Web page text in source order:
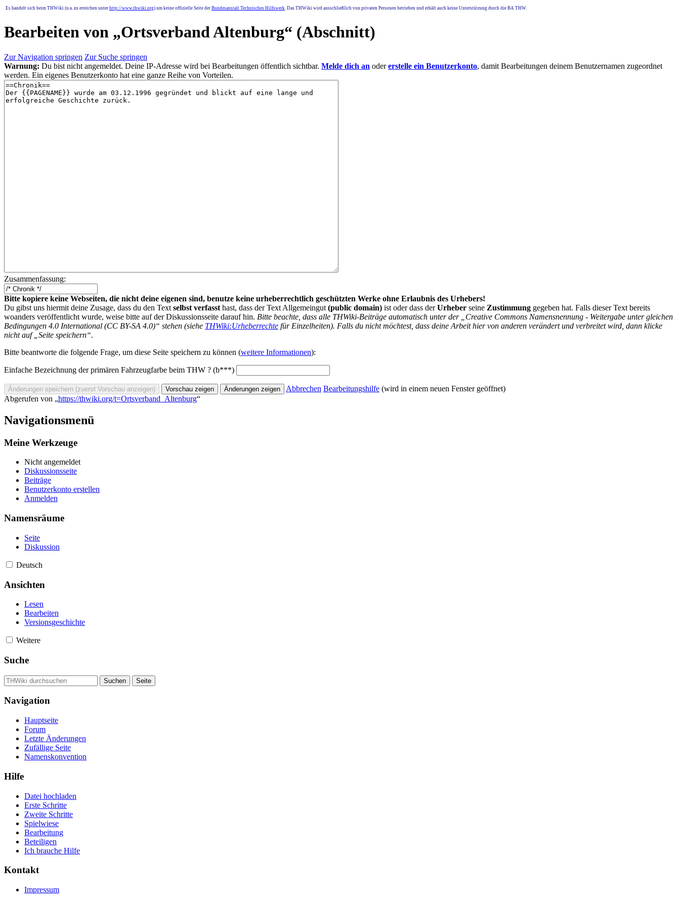
Es handelt sich beim THWiki (u.a. zu erreichen unter http://www.thwiki.org) um keine offizielle Seite der Bundesanstalt Technisches Hilfswerk. Das THWiki wird ausschließlich von privaten Personen betrieben und erhält auch keine Unterstützung durch die BA THW.
Bearbeiten von „Ortsverband Altenburg“ (Abschnitt)
Zur Navigation springen Zur Suche springen
Warnung: Du bist nicht angemeldet. Deine IP-Adresse wird bei Bearbeitungen öffentlich sichtbar. Melde dich an odererstelle ein Benutzerkonto, damit Bearbeitungen deinem Benutzernamen zugeordnet
werden. Ein eigenes Benutzerkonto hat eine ganze Reihe von Vorteilen.
Zusammenfassung:
Bitte kopiere keine Webseiten, die nicht deine eigenen sind, benutze keine urheberrechtlich geschützten Werke ohne Erlaubnis des Urhebers!
Du gibst uns hiermit deine Zusage, dass du den Text selbst verfasst hast, dass der Text Allgemeingut (public domain) ist oder dass derUrheber seine Zustimmung gegeben hat. Falls dieser Text bereits
woanders veröffentlicht wurde, weise bitte auf der Diskussionsseite darauf hin. Bitte beachte, dass alle THWiki-Beiträge automatisch unter der „Creative Commons Namensnennung - Weitergabe unter gleichen
Bedingungen 4.0 International (CC BY-SA 4.0)“ stehen (siehe THWiki:Urheberrechte für Einzelheiten). Falls du nicht möchtest, dass deine Arbeit hier von anderen verändert und verbreitet wird, dann klicke
nicht auf „Seite speichern“.
Bitte beantworte die folgende Frage, um diese Seite speichern zu können (weitere Informationen):
Einfache Bezeichnung der primären Fahrzeugfarbe beim THW ? (b***)
Abbrechen Bearbeitungshilfe (wird in einem neuen Fenster geöffnet)
Abgerufen von „https://thwiki.org/t=Ortsverband_Altenburg“
Navigationsmenü
Meine Werkzeuge
Nicht angemeldet
Diskussionsseite
Beiträge
Benutzerkonto erstellen
Anmelden
Namensräume
Seite
Diskussion
Deutsch
Ansichten
Lesen
Bearbeiten
Versionsgeschichte
Weitere
Suche
Navigation
Hauptseite
Forum
Letzte Änderungen
Zufällige Seite
Namenskonvention
Hilfe
Datei hochladen
Erste Schritte
Zweite Schritte
Spielwiese
Bearbeitung
Beteiligen
Ich brauche Hilfe
Kontakt
Impressum